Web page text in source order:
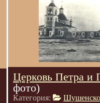
Церковь Петра и
фото)
Категория: